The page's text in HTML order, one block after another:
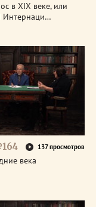
в XIX веке, или
Интернаци…
137 просмотров
века